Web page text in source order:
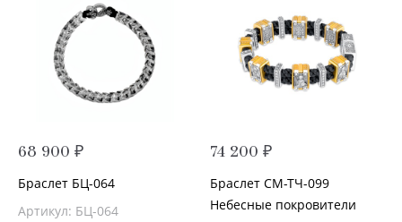
68 900 ₽
Браслет БЦ-064
Артикул: БЦ-064
74 200 ₽
Браслет СМ-ТЧ-099
Небесные покровители